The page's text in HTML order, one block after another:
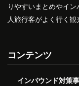
りやすいまとめやイ
人旅行客がよく行く観
コンテンツ
インバウンド対策